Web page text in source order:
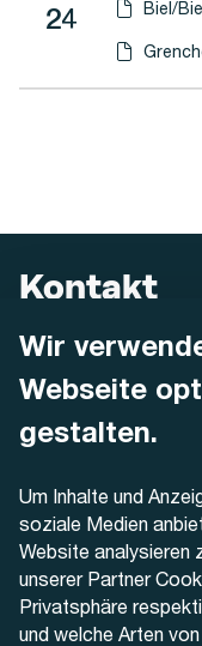
Wir
Webseite
gestalten.
Um Inhalte und
soziale Medien
Website analysieren
unserer Partner
Privatsphäre
und welche Arten
Linie
24 Biel/
(Öffnet in
(Öffnet in
Kontakt
AREMO
Dornacherstrasse 48
4500 Solothurn
+41 32 622 37 22
Kontaktformular